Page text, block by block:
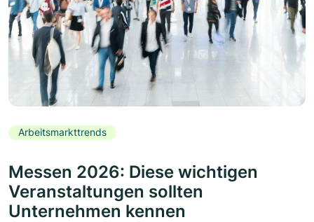
Arbeitsmarkttrends
Messen 2026: Diese wichtigen
Veranstaltungen sollten
Unternehmen kennen